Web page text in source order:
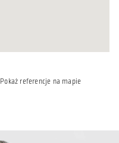
Pokaż referencje na mapie